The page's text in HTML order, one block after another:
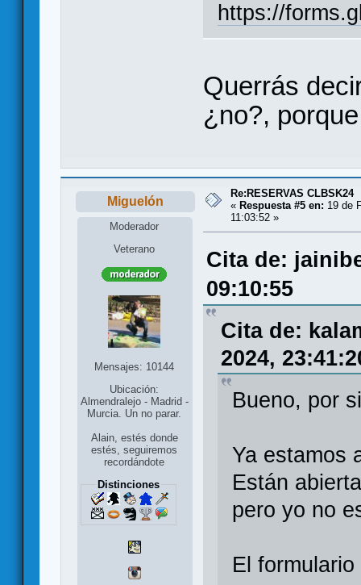
https://
Querrás
¿no?,
Miguelón
Moderador
Veterano
Mensajes: 10144
Ubicación:
Almendralejo - Madrid -
Murcia. Un no parar.
Alain, estés donde
estés, seguiremos
recordándote
Distinciones
Re:RESERVAS CLBSK24
« Respuesta #5 en: 19 de
11:03:52 »
Cita de:
09:10:55
Cita de:
2024,
Bueno, por
Ya estamos
Están
pero yo no
El